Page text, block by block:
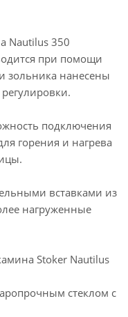
Nautilus 350
при помощи
зольника нанесены
подключения
горения и нагрева
вставками из
нагруженные
Stoker Nautilus
стеклом с